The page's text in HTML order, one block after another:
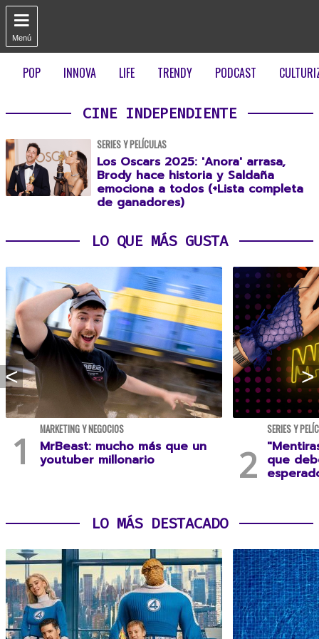

Menú
POP INNOVA LIFE TRENDY PODCAST
CINE INDEPENDIENTE
SERIES Y PELÍCULAS
Los Oscars 2025: 'Anora' arrasa,
Brody hace historia y Saldaña
emociona a todos (+Lista completa
de ganadores)
LO QUE MÁS GUSTA
MARKETING Y NEGOCIOS
MrBeast: mucho más que un
youtuber millonario
SERIES Y
que
LO MÁS DESTACADO